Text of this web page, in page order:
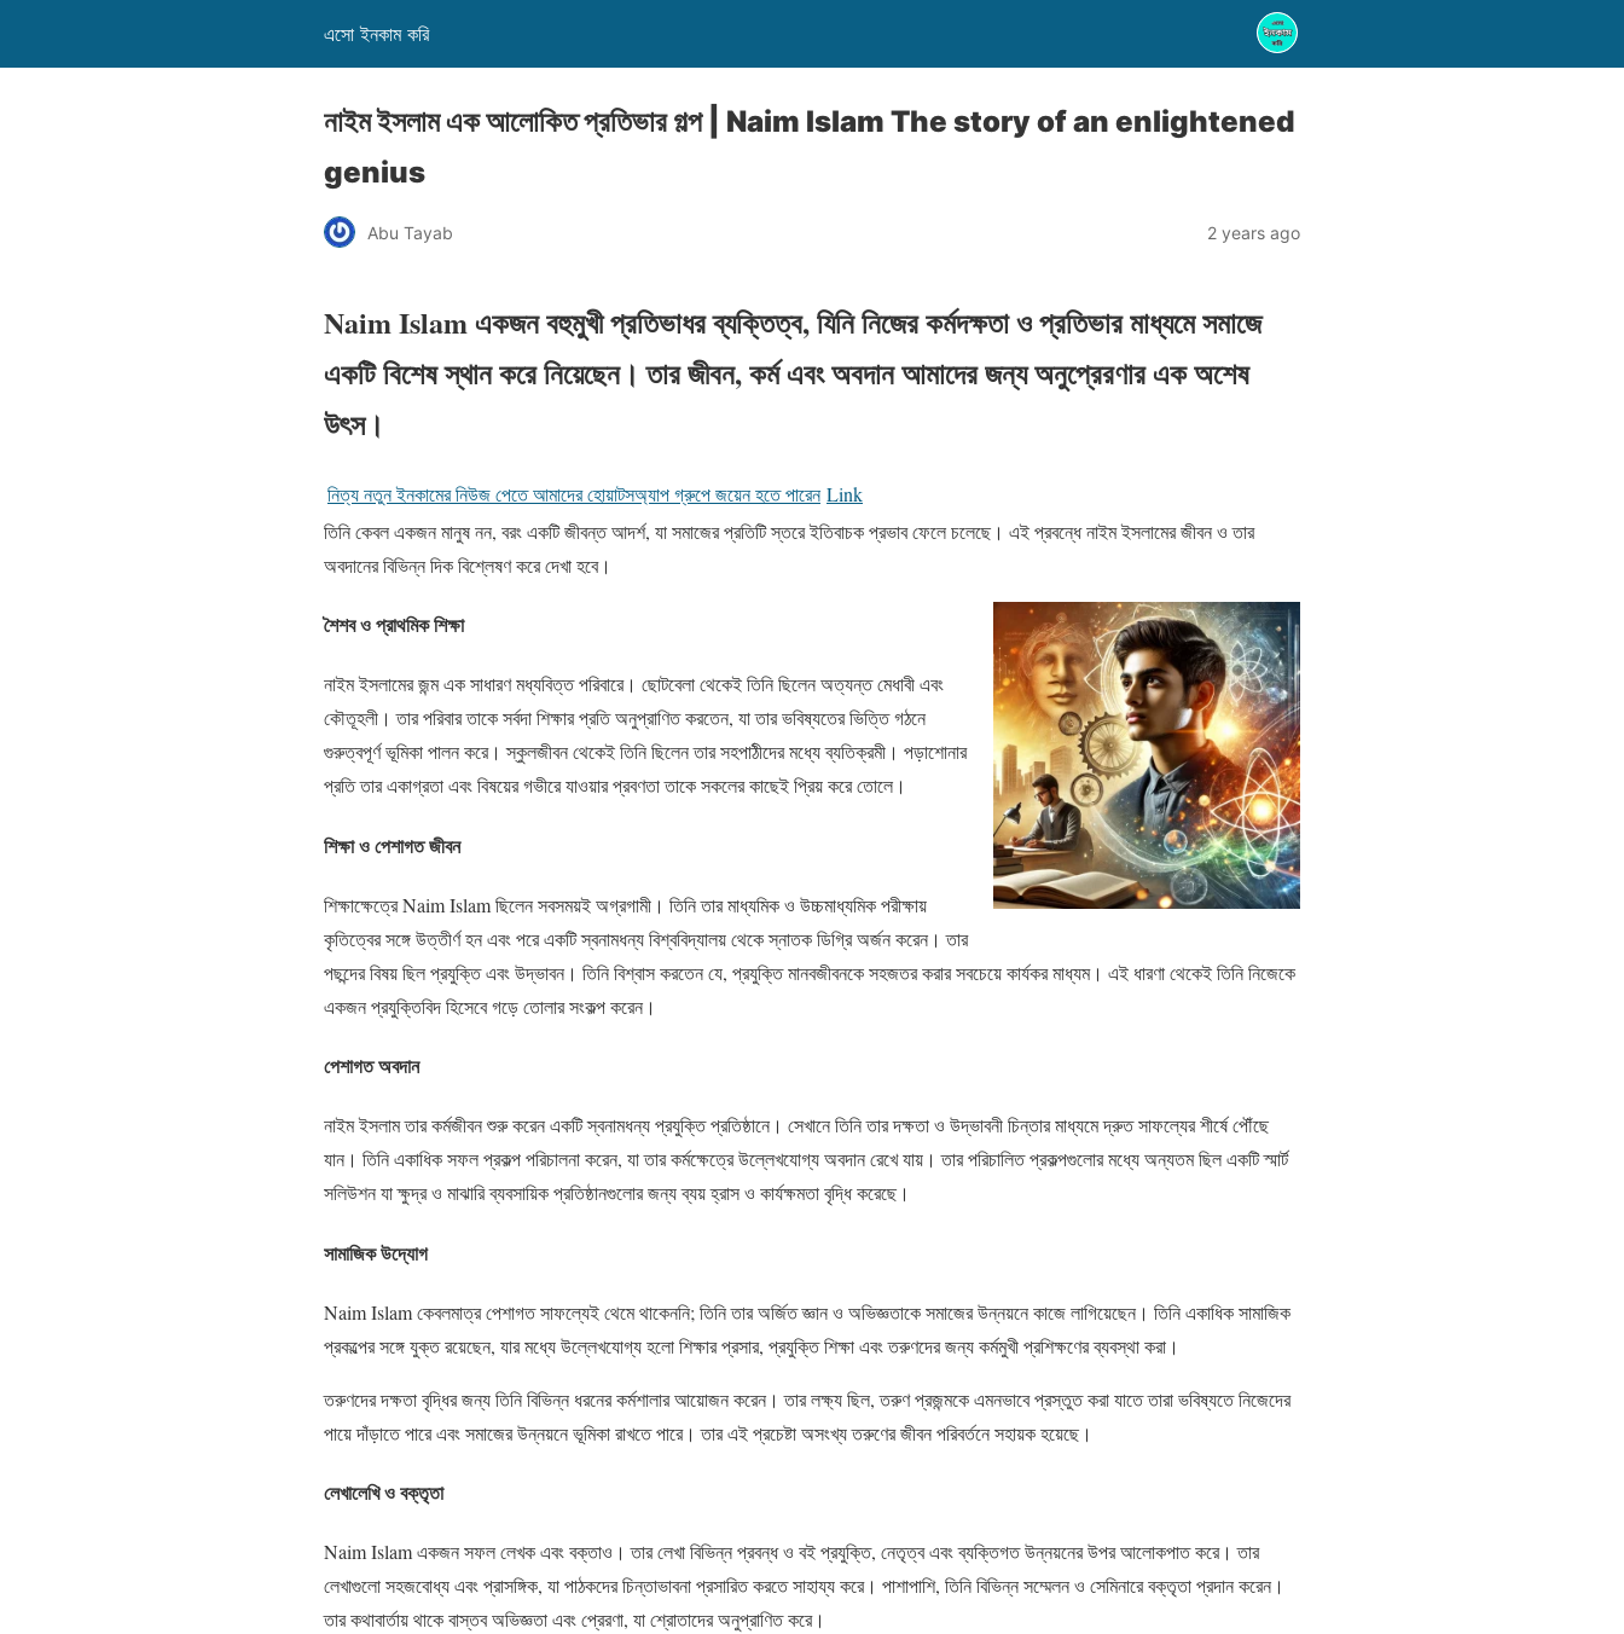
এসো ইনকাম করি
নাইম ইসলাম এক আলোকিত প্রতিভার গল্প | Naim Islam The story of an enlightened
genius
Abu Tayab 2 years ago
Naim Islam একজন বহুমুখী প্রতিভাধর ব্যক্তিত্ব, যিনি নিজের কর্মদক্ষতা ও প্রতিভার মাধ্যমে সমাজে
একটি বিশেষ স্থান করে নিয়েছেন। তার জীবন, কর্ম এবং অবদান আমাদের জন্য অনুপ্রেরণার এক অশেষ
উৎস।
নিত্য নতুন ইনকামের নিউজ পেতে আমাদের হোয়াটসঅ্যাপ গ্রুপে জয়েন হতে পারেন Link
তিনি কেবল একজন মানুষ নন, বরং একটি জীবন্ত আদর্শ, যা সমাজের প্রতিটি স্তরে ইতিবাচক প্রভাব ফেলে চলেছে। এই প্রবন্ধে নাইম ইসলামের জীবন ও তার
অবদানের বিভিন্ন দিক বিশ্লেষণ করে দেখা হবে।
শৈশব ও প্রাথমিক শিক্ষা
নাইম ইসলামের জন্ম এক সাধারণ মধ্যবিত্ত পরিবারে। ছোটবেলা থেকেই তিনি ছিলেন অত্যন্ত মেধাবী এবং
কৌতূহলী। তার পরিবার তাকে সর্বদা শিক্ষার প্রতি অনুপ্রাণিত করতেন, যা তার ভবিষ্যতের ভিত্তি গঠনে
গুরুত্বপূর্ণ ভূমিকা পালন করে। স্কুলজীবন থেকেই তিনি ছিলেন তার সহপাঠীদের মধ্যে ব্যতিক্রমী। পড়াশোনার
প্রতি তার একাগ্রতা এবং বিষয়ের গভীরে যাওয়ার প্রবণতা তাকে সকলের কাছেই প্রিয় করে তোলে।
শিক্ষা ও পেশাগত জীবন
শিক্ষাক্ষেত্রে Naim Islam ছিলেন সবসময়ই অগ্রগামী। তিনি তার মাধ্যমিক ও উচ্চমাধ্যমিক পরীক্ষায়
কৃতিত্বের সঙ্গে উত্তীর্ণ হন এবং পরে একটি স্বনামধন্য বিশ্ববিদ্যালয় থেকে স্নাতক ডিগ্রি অর্জন করেন। তার
পছন্দের বিষয় ছিল প্রযুক্তি এবং উদ্ভাবন। তিনি বিশ্বাস করতেন যে, প্রযুক্তি মানবজীবনকে সহজতর করার সবচেয়ে কার্যকর মাধ্যম। এই ধারণা থেকেই তিনি নিজেকে
একজন প্রযুক্তিবিদ হিসেবে গড়ে তোলার সংকল্প করেন।
পেশাগত অবদান
নাইম ইসলাম তার কর্মজীবন শুরু করেন একটি স্বনামধন্য প্রযুক্তি প্রতিষ্ঠানে। সেখানে তিনি তার দক্ষতা ও উদ্ভাবনী চিন্তার মাধ্যমে দ্রুত সাফল্যের শীর্ষে পৌঁছে
যান। তিনি একাধিক সফল প্রকল্প পরিচালনা করেন, যা তার কর্মক্ষেত্রে উল্লেখযোগ্য অবদান রেখে যায়। তার পরিচালিত প্রকল্পগুলোর মধ্যে অন্যতম ছিল একটি স্মার্ট
সলিউশন যা ক্ষুদ্র ও মাঝারি ব্যবসায়িক প্রতিষ্ঠানগুলোর জন্য ব্যয় হ্রাস ও কার্যক্ষমতা বৃদ্ধি করেছে।
সামাজিক উদ্যোগ
Naim Islam কেবলমাত্র পেশাগত সাফল্যেই থেমে থাকেননি; তিনি তার অর্জিত জ্ঞান ও অভিজ্ঞতাকে সমাজের উন্নয়নে কাজে লাগিয়েছেন। তিনি একাধিক সামাজিক
প্রকল্পের সঙ্গে যুক্ত রয়েছেন, যার মধ্যে উল্লেখযোগ্য হলো শিক্ষার প্রসার, প্রযুক্তি শিক্ষা এবং তরুণদের জন্য কর্মমুখী প্রশিক্ষণের ব্যবস্থা করা।
তরুণদের দক্ষতা বৃদ্ধির জন্য তিনি বিভিন্ন ধরনের কর্মশালার আয়োজন করেন। তার লক্ষ্য ছিল, তরুণ প্রজন্মকে এমনভাবে প্রস্তুত করা যাতে তারা ভবিষ্যতে নিজেদের
পায়ে দাঁড়াতে পারে এবং সমাজের উন্নয়নে ভূমিকা রাখতে পারে। তার এই প্রচেষ্টা অসংখ্য তরুণের জীবন পরিবর্তনে সহায়ক হয়েছে।
লেখালেখি ও বক্তৃতা
Naim Islam একজন সফল লেখক এবং বক্তাও। তার লেখা বিভিন্ন প্রবন্ধ ও বই প্রযুক্তি, নেতৃত্ব এবং ব্যক্তিগত উন্নয়নের উপর আলোকপাত করে। তার
লেখাগুলো সহজবোধ্য এবং প্রাসঙ্গিক, যা পাঠকদের চিন্তাভাবনা প্রসারিত করতে সাহায্য করে। পাশাপাশি, তিনি বিভিন্ন সম্মেলন ও সেমিনারে বক্তৃতা প্রদান করেন।
তার কথাবার্তায় থাকে বাস্তব অভিজ্ঞতা এবং প্রেরণা, যা শ্রোতাদের অনুপ্রাণিত করে।